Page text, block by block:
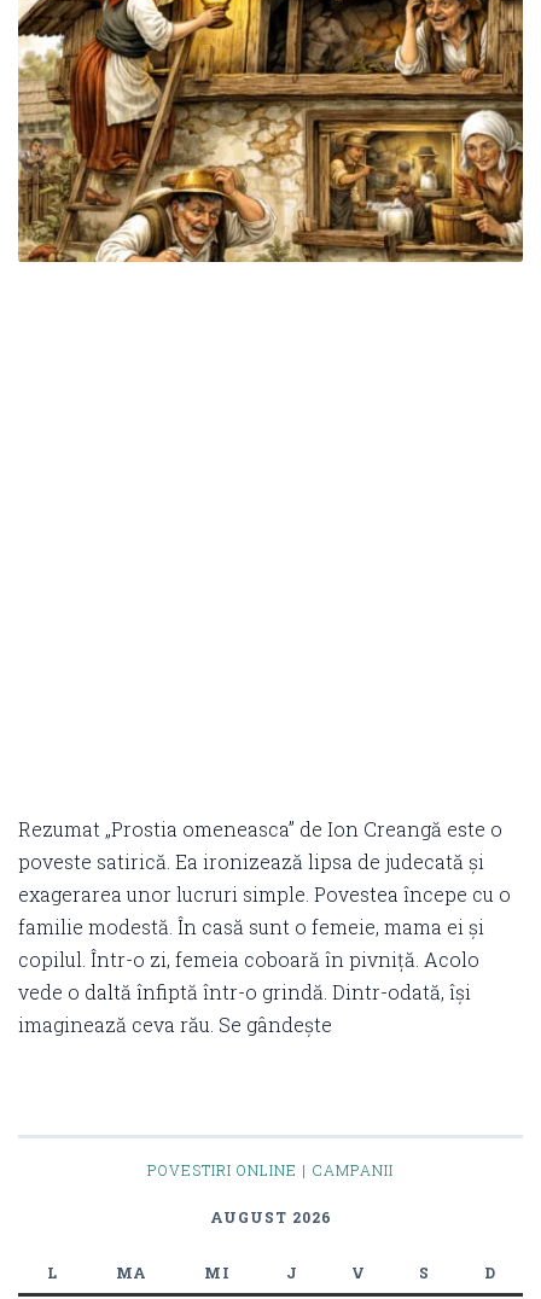
Rezumat „Prostia omeneasca” de Ion Creangă este o
poveste satirică. Ea ironizează lipsa de judecată și
exagerarea unor lucruri simple. Povestea începe cu o
familie modestă. În casă sunt o femeie, mama ei și
copilul. Într-o zi, femeia coboară în pivniță. Acolo
vede o daltă înfiptă într-o grindă. Dintr-odată, își
imaginează ceva rău. Se gândește
POVESTIRI ONLINE | CAMPANII
AUGUST 2026
L MA MI J V S D